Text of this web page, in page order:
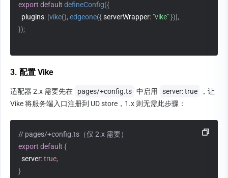
export default defineConfig({
  plugins
: [vike(), edgeone({ serverWrapper: "vike"})],
});
3. 配置 Vike
适配器 2.x 需要先在 pages/+config.ts 中启用 server: true
，让
Vike 将服务端入口注册到 UD store，1.x 则无需此步骤：
// pages/+config.ts（仅 2.x 需要）
export default {
  server
:true,
}